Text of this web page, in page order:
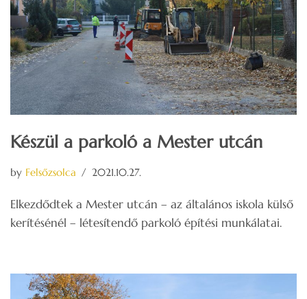
Készül a parkoló a Mester utcán
by Felsőzsolca 2021.10.27.
Elkezdődtek a Mester utcán – az általános iskola külső
kerítésénél – létesítendő parkoló építési munkálatai.